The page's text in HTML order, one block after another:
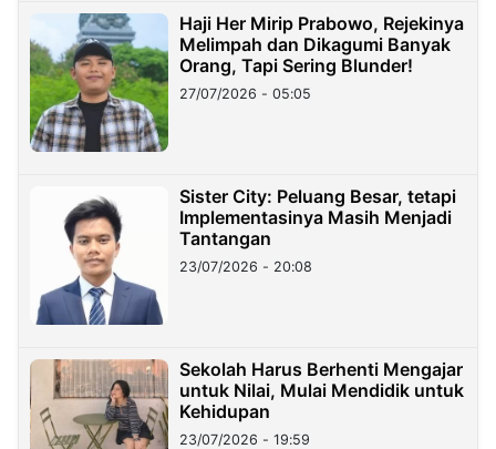
Haji Her Mirip Prabowo, Rejekinya
Melimpah dan Dikagumi Banyak
Orang, Tapi Sering Blunder!
27/07/2026 - 05:05
Sister City: Peluang Besar, tetapi
Implementasinya Masih Menjadi
Tantangan
23/07/2026 - 20:08
Sekolah Harus Berhenti Mengajar
untuk Nilai, Mulai Mendidik untuk
Kehidupan
23/07/2026 - 19:59